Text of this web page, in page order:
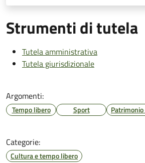
Strumenti di tutela
Tutela amministrativa
Tutela giurisdizionale
Argomenti:
Tempo libero Sport
Categorie:
Cultura e tempo libero